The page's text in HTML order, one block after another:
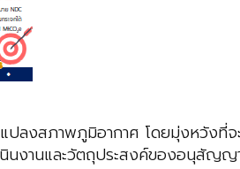
ปลงสภาพภูมิอากาศ โดยมุ่งหวังที่
นงานและวัตถุประสงค์ของอนุสัญญ